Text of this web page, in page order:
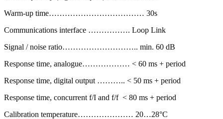
Warm-up time……………………………… 30s
Communications interface ……………. Loop Link
Signal / noise ratio……………………….. min. 60 dB
Response time, analogue……………… < 60 ms + period
Response time, digital output ……….. < 50 ms + period
Response time, concurrent f/I and f/f < 80 ms + period
Calibration temperature………………… 20…28°C